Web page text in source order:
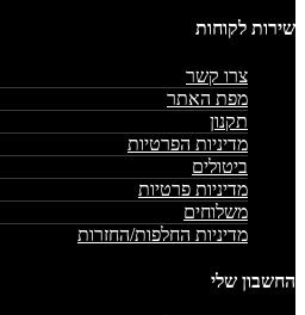
שירות לקוחות
צרו קשר
מפת האתר
תקנון
מדיניות הפרטיות
ביטולים
מדיניות פרטיות
משלוחים
מדיניות החלפות/החזרות
החשבון שלי